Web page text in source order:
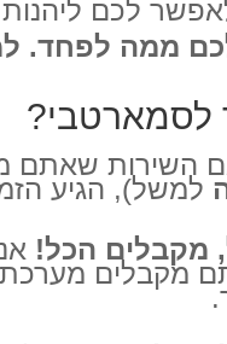
לכם
לכם ממה
לסמארטבי?
שאתם
למשל), הגיע
מקבלים הכל!
מקבלים מערכת